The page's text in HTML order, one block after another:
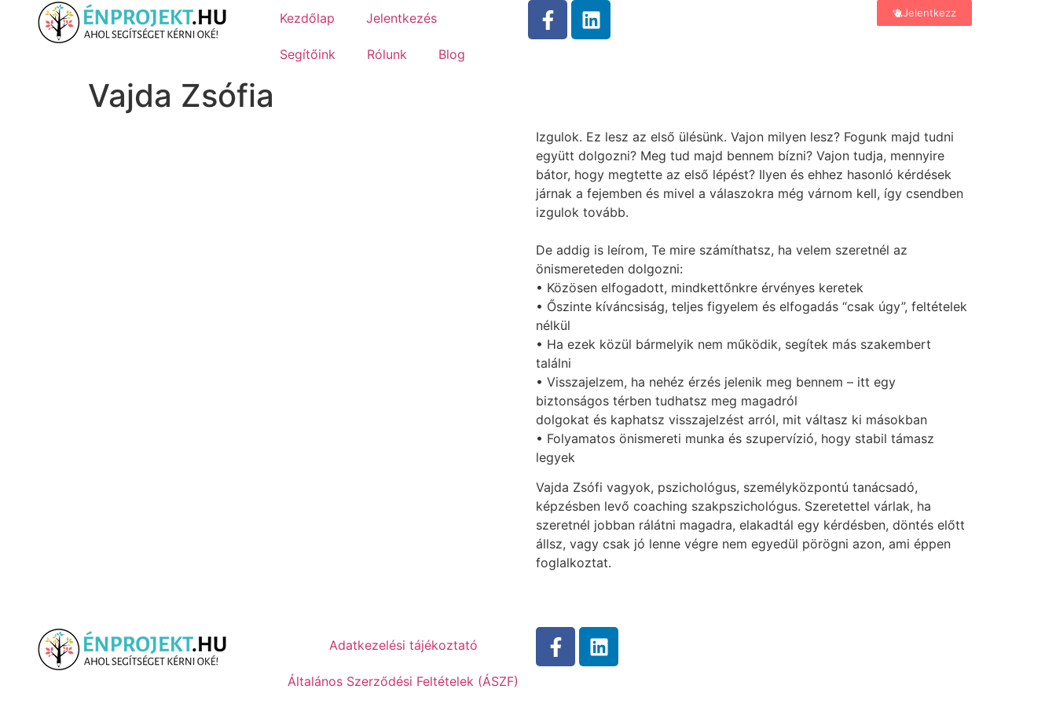
Kezdőlap Jelentkezés
Segítőink Rólunk Blog
Jelentkezz
Vajda Zsófia
Izgulok. Ez lesz az első ülésünk. Vajon milyen lesz? Fogunk majd tudni
együtt dolgozni? Meg tud majd bennem bízni? Vajon tudja, mennyire
bátor, hogy megtette az első lépést? Ilyen és ehhez hasonló kérdések
járnak a fejemben és mivel a válaszokra még várnom kell, így csendben
izgulok tovább.
De addig is leírom, Te mire számíthatsz, ha velem szeretnél az
önismereteden dolgozni:
• Közösen elfogadott, mindkettőnkre érvényes keretek
• Őszinte kíváncsiság, teljes figyelem és elfogadás “csak úgy”, feltételek
nélkül
• Ha ezek közül bármelyik nem működik, segítek más szakembert
találni
• Visszajelzem, ha nehéz érzés jelenik meg bennem – itt egy
biztonságos térben tudhatsz meg magadról
dolgokat és kaphatsz visszajelzést arról, mit váltasz ki másokban
• Folyamatos önismereti munka és szupervízió, hogy stabil támasz
legyek
Vajda Zsófi vagyok, pszichológus, személyközpontú tanácsadó,
képzésben levő coaching szakpszichológus. Szeretettel várlak, ha
szeretnél jobban rálátni magadra, elakadtál egy kérdésben, döntés előtt
állsz, vagy csak jó lenne végre nem egyedül pörögni azon, ami éppen
foglalkoztat.
Adatkezelési tájékoztató
Általános Szerződési Feltételek (ÁSZF)